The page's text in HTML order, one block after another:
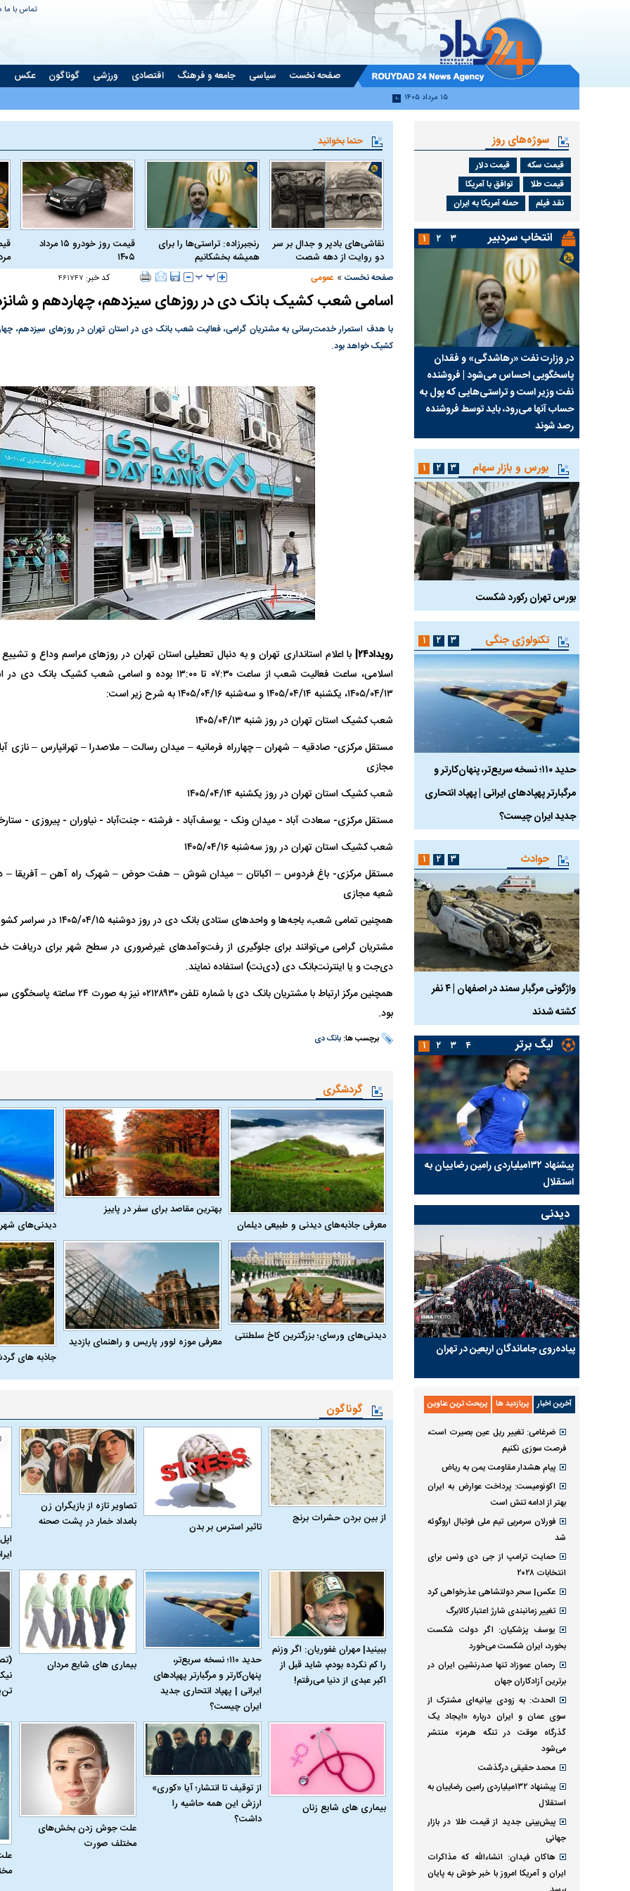
تماس با ما
صفحه نخست سیاسی جامعه و فرهنگ اقتصادی ورزشی گوناگون عکس
۱۵ مرداد ۱۴۰۵
حتما بخوانید
نقاشی‌های بادپر و جدال بر سر
دو روایت از دهه شصت
رنجبرزاده: تراستی‌ها را برای
همیشه بخشکانیم
قیمت روز خودرو ۱۵ مرداد
۱۴۰۵
صفحه نخست » عمومی کد خبر: ۴۶۱۷۴۷
اسامی شعب کشیک بانک دی در روز‌های سیزدهم، چهاردهم و
با هدف استمرار خدمت‌رسانی به مشتریان گرامی، فعالیت شعب بانک دی در استان تهران در روز‌های سیزدهم،
کشیک خواهد بود.
رویداد۲۴|
با اعلام استانداری تهران و به دنبال تعطیلی استان تهران در روز‌های مراسم وداع و
اسلامی، ساعت فعالیت شعب از ساعت ۰۷:۳۰ تا ۱۳:۰۰ بوده و اسامی
۱۴۰۵/۰۴/۱۳، یکشنبه ۱۴۰۵/۰۴/۱۴ و سه‌شنبه ۱۴۰۵/۰۴/۱۶ به شرح زیر است:
شعب کشیک استان تهران در روز شنبه ۱۴۰۵/۰۴/۱۳
مستقل مرکزی‏‏- صادقیه – شهران – چهارراه فرمانیه – میدان رسالت – ملاصدرا – تهرانپارس – نازی
مجازی
شعب کشیک استان تهران در روز یکشنبه ۱۴۰۵/۰۴/۱۴
مستقل مرکزی‏‏- سعادت آباد ‏‏- میدان ونک‏ ‏- یوسف‌آباد‏ ‏- فرشته ‏‏- جنت‌آباد‏ ‏- نیاوران‏ ‏- پیروزی‏ ‏-
شعب کشیک استان تهران در روز سه‌شنبه ۱۴۰۵/۰۴/۱۶
مستقل مرکزی‏‏- باغ فردوس – اکباتان – میدان شوش – هفت حوض – شهرک راه آهن – آفریقا –
شعبه مجازی
همچنین تمامی شعب، باجه‌ها و واحد‌های ستادی بانک دی در روز دوشنبه ۱۴۰۵/۰۴/۱۵ در سراسر کشور تعطیل خواهند بود.
مشتریان گرامی می‌توانند برای جلوگیری از رفت‌وآمد‌های غیرضروری در سطح شهر برای دریافت
دی‌جت و یا اینترنت‌بانک دی (دی‌نت) استفاده نمایند.
همچنین مرکز ارتباط با مشتریان بانک دی با
بود.
برچسب ها: بانک دی
گردشگری
معرفی جاذبه‌های دیدنی و طبیعی دیلمان
بهترین مقاصد برای سفر در پاییز
دیدنی‌های
دیدنی‌های ورسای؛ بزرگترین کاخ سلطنتی
معرفی موزه لوور پاریس و راهنمای بازدید
جاذبه های
گوناگون
از بین بردن حشرات برنج
تاثیر استرس بر بدن
تصاویر تازه از بازیگران زن
بامداد خمار در پشت صحنه
ببینید| مهران غفوریان: اگر وزنم
را کم نکرده بودم، شاید قبل از
اکبر عبدی از دنیا می‌رفتم!
حدید ۱۱۰؛ نسخه سریع‌تر،
پنهان‌کارتر و مرگبارتر پهپادهای
ایرانی | پهپاد انتحاری جدید
ایران چیست؟
بیماری‌ های شایع مردان
بیماری‌ های شایع زنان
از توقیف تا انتشار؛ آیا «کوری»
ارزش این همه حاشیه را
داشت؟
علت جوش زدن بخش‌های
مختلف صورت
سوژه‌های روز
قیمت سکه
قیمت دلار
قیمت طلا
توافق با آمریکا
نقد فیلم
حمله آمریکا به ایران
انتخاب سردبیر
در وزارت نفت «رهاشدگی» و فقدان
پاسخگویی احساس می‌شود | فروشنده
نفت وزیر است و تراستی‌هایی که پول به
حساب آنها می‌رود، باید توسط فروشنده
رصد شوند
پرده تجارت پهپاد‌ ۱۵۰۰ دلاری که
نفت وزیر است و
حساب آنها
رصد شوند
۱ ۲ ۳
بورس و بازار سهام
بورس تهران رکورد شکست سیگنال مثبت دیپلماسی به بورس پرواز ۱۰۰ هزار واحدی شاخص کل بورس بورس تهران
۱ ۲ ۳
تکنولوژی جنگی
حدید ۱۱۰؛ نسخه سریع‌تر، پنهان‌کارتر و
مرگبارتر پهپادهای ایرانی | پهپاد انتحاری
جدید ایران چیست؟
هواپیمای مرموز E-11A BACN چیست؟
چیست؟
جدید ایران
۱ ۲ ۳
حوادث
واژگونی مرگبار سمند در اصفهان | ۴ نفر
کشته شدند
عکس| ماجرای کشف جسد ناشناس که
توسط حیوانات خورده شد
مرگ دلخراش دختر ۱۸ ساله بر اثر برق
۱ ۲ ۳
لیگ برتر
پیشنهاد ۱۳۲میلیاردی رامین رضاییان به
استقلال
بازگشت اندونگ به استقلال منتفی شد؛
هافبک گابنی در آستانه انتخاب تیم جدید
ابهام بزرگ درباره قرارداد یاسر آسانی؛
اولین چالش حقوقی استقلال
پرسپولیس در
پیش از شروع
۱ ۲ ۳ ۴
دیدنی
پیاده‌روی جاماندگان اربعین در تهران
آخرین اخبار پربازدید ها پربحث ترین عناوین
ضرغامی: تغییر ریل عین بصیرت است،
فرصت سوزی نکنیم
پیام هشدار مقاومت یمن به ریاض
اکونومیست: پرداخت عوارض به ایران
بهتر از ادامه تنش است
فورلان سرمربی تیم ملی فوتبال اروگوئه
شد
حمایت ترامپ از جی دی ونس برای
انتخابات ۲۰۲۸
عکس| سحر دولتشاهی عذرخواهی کرد
تغییر زمانبندی‌ شارژ اعتبار کالابرگ
یوسف پزشکیان: اگر دولت شکست
بخورد، ایران شکست می‌خورد
رحمان عموزاد تنها صدرنشین ایران در
برترین آزادکاران جهان
الحدث: به زودی بیانیه‌ای مشترک از
سوی عمان و ایران درباره «ایجاد یک
گذرگاه موقت در تنگه هرمز» منتشر
می‌شود
محمد حقیقی درگذشت
پیشنهاد ۱۳۲میلیاردی رامین رضاییان به
استقلال
پیش‌بینی جدید از قیمت طلا در بازار
جهانی
هاکان فیدان: انشاءالله که مذاکرات
ایران و آمریکا امروز با خبر خوش به پایان